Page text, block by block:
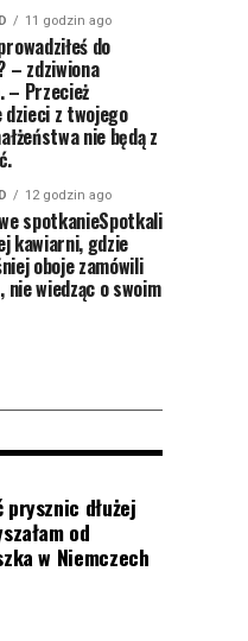
11 godzin ago
do
– zdziwiona
– Przecież
dzieci z twojego
nie będą z
12 godzin ago
spotkanieSpotkali
kawiarni, gdzie
oboje zamówili
nie wiedząc o swoim
prysznic dłużej
od
w Niemczech